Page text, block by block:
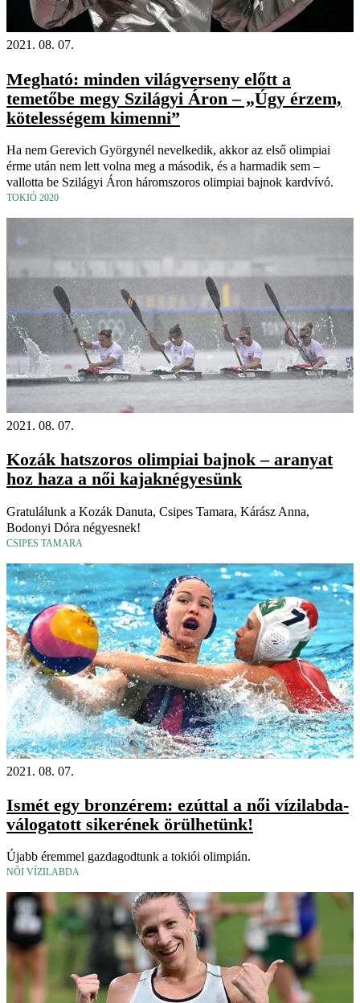
2021. 08. 07.
Megható: minden világverseny előtt a
temetőbe megy Szilágyi Áron – „Úgy érzem,
kötelességem kimenni”
Ha nem Gerevich Györgynél nevelkedik, akkor az első olimpiai
érme után nem lett volna meg a második, és a harmadik sem –
vallotta be Szilágyi Áron háromszoros olimpiai bajnok kardvívó.
TOKIÓ 2020
2021. 08. 07.
Kozák hatszoros olimpiai bajnok – aranyat
hoz haza a női kajaknégyesünk
Gratulálunk a Kozák Danuta, Csipes Tamara, Kárász Anna,
Bodonyi Dóra négyesnek!
CSIPES TAMARA
2021. 08. 07.
Ismét egy bronzérem: ezúttal a női vízilabda-
válogatott sikerének örülhetünk!
Újabb éremmel gazdagodtunk a tokiói olimpián.
NŐI VÍZILABDA